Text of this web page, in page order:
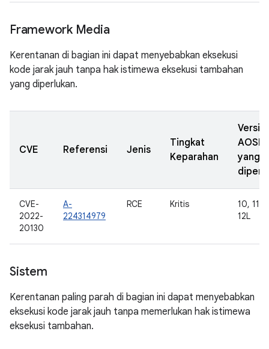
Framework Media
Kerentanan di bagian ini dapat menyebabkan eksekusi
kode jarak jauh tanpa hak istimewa eksekusi tambahan
yang diperlukan.
CVE Referensi Jenis
Tingkat
Keparahan
Versi
AOSP
yang
CVE-
2022-
20130
A-
224314979
RCE Kritis
10, 11,
12L
Sistem
Kerentanan paling parah di bagian ini dapat menyebabkan
eksekusi kode jarak jauh tanpa memerlukan hak istimewa
eksekusi tambahan.